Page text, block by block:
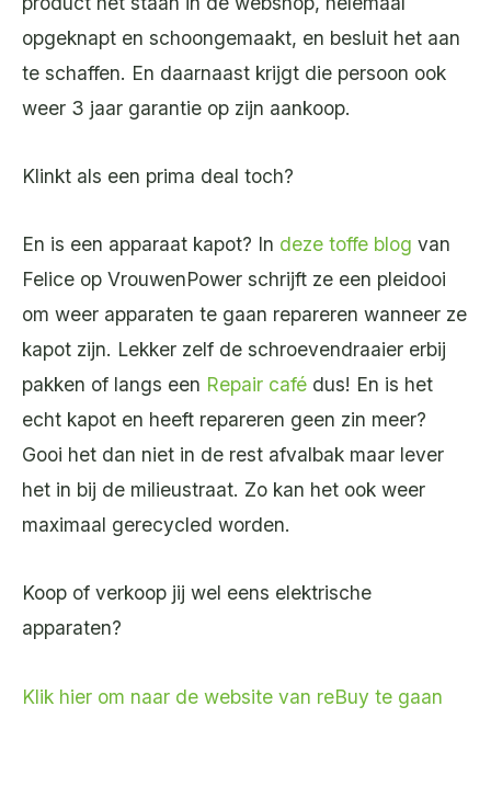
opgeknapt en schoongemaakt, en besluit het aan
te schaffen. En daarnaast krijgt die persoon ook
weer 3 jaar garantie op zijn aankoop.
Klinkt als een prima deal toch?
En is een apparaat kapot? In deze toffe blog van
Felice op VrouwenPower schrijft ze een pleidooi
om weer apparaten te gaan repareren wanneer ze
kapot zijn. Lekker zelf de schroevendraaier erbij
pakken of langs een Repair café dus! En is het
echt kapot en heeft repareren geen zin meer?
Gooi het dan niet in de rest afvalbak maar lever
het in bij de milieustraat. Zo kan het ook weer
maximaal gerecycled worden.
Koop of verkoop jij wel eens elektrische
apparaten?
Klik hier om naar de website van reBuy te gaan